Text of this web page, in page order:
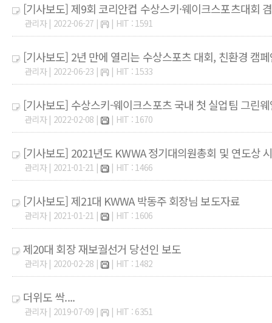
[기사보도] 제9회 코리안컵 수상스키·웨이크스포츠대회
관리자 | 2022-06-27 | | HIT : 1591
[기사보도] 2년 만에 열리는 수상스포츠 대회, 친환경 캠
관리자 | 2022-06-23 | | HIT : 1533
[기사보도] 수상스키-웨이크스포츠 국내 첫 실업팀 그린
관리자 | 2022-02-08 | | HIT : 1670
[기사보도] 2021년도 KWWA 정기대의원총회 및 연도상
관리자 | 2021-01-21 | | HIT : 1466
[기사보도] 제21대 KWWA 박동주 회장님 보도자료
관리자 | 2021-01-21 | | HIT : 1606
제20대 회장 재보궐선거 당선인 보도
관리자 | 2020-02-28 | | HIT : 1482
더위도 싹....
관리자 | 2019-07-09 | | HIT : 6351